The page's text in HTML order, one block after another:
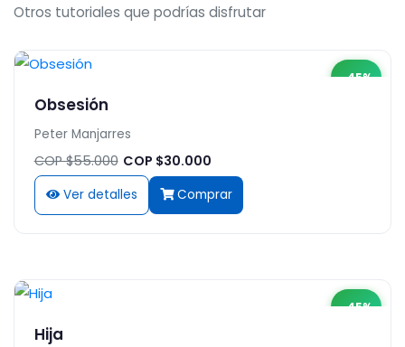
Otros tutoriales que podrías disfrutar
-45%
Obsesión
Peter Manjarres
COP $55.000 COP $30.000
Ver detalles Comprar
-45%
Hija